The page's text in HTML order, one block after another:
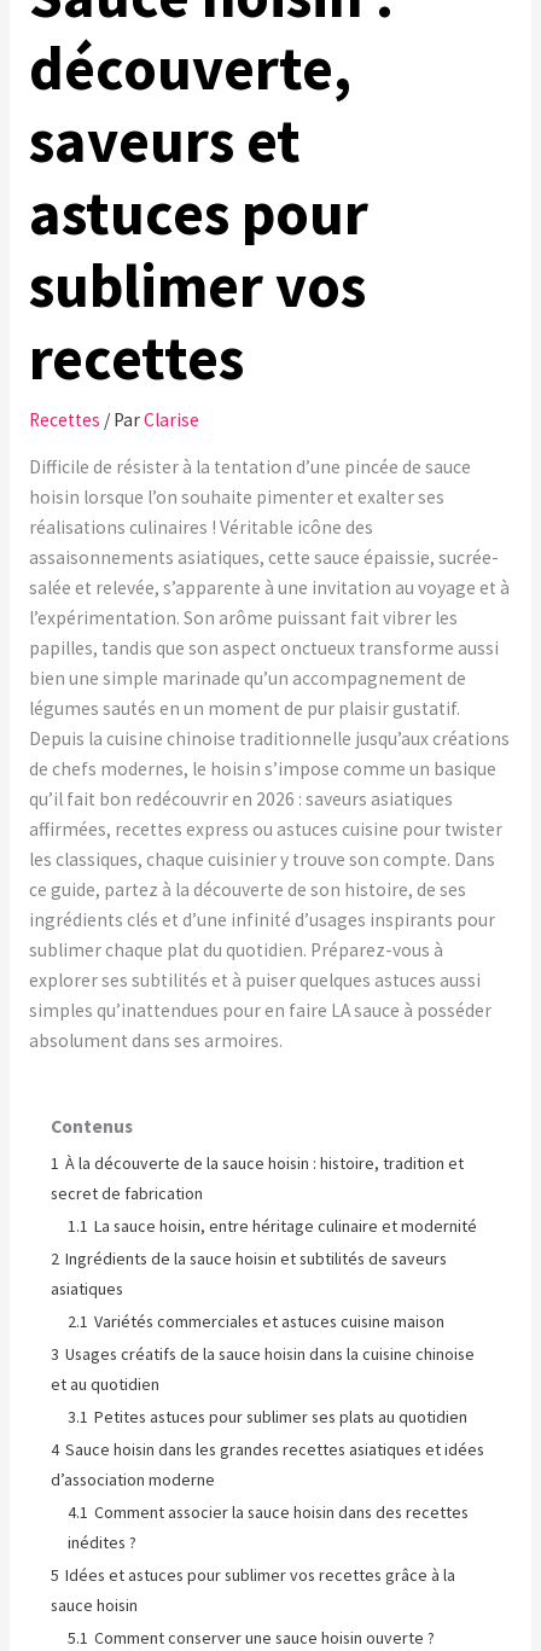
découverte,
saveurs et
astuces pour
sublimer vos
recettes
Recettes / ParClarise
Difficile de résister à la tentation d’une pincée de sauce
hoisin lorsque l’on souhaite pimenter et exalter ses
réalisations culinaires ! Véritable icône des
assaisonnements asiatiques, cette sauce épaissie, sucrée-
salée et relevée, s’apparente à une invitation au voyage et à
l’expérimentation. Son arôme puissant fait vibrer les
papilles, tandis que son aspect onctueux transforme aussi
bien une simple marinade qu’un accompagnement de
légumes sautés en un moment de pur plaisir gustatif.
Depuis la cuisine chinoise traditionnelle jusqu’aux créations
de chefs modernes, le hoisin s’impose comme un basique
qu’il fait bon redécouvrir en 2026 : saveurs asiatiques
affirmées, recettes express ou astuces cuisine pour twister
les classiques, chaque cuisinier y trouve son compte. Dans
ce guide, partez à la découverte de son histoire, de ses
ingrédients clés et d’une infinité d’usages inspirants pour
sublimer chaque plat du quotidien. Préparez-vous à
explorer ses subtilités et à puiser quelques astuces aussi
simples qu’inattendues pour en faire LA sauce à posséder
absolument dans ses armoires.
Contenus
1 À la découverte de la sauce hoisin : histoire, tradition et
secret de fabrication
1.1 La sauce hoisin, entre héritage culinaire et modernité
2 Ingrédients de la sauce hoisin et subtilités de saveurs
asiatiques
2.1 Variétés commerciales et astuces cuisine maison
3 Usages créatifs de la sauce hoisin dans la cuisine chinoise
et au quotidien
3.1 Petites astuces pour sublimer ses plats au quotidien
4 Sauce hoisin dans les grandes recettes asiatiques et idées
d’association moderne
4.1 Comment associer la sauce hoisin dans des recettes
inédites ?
5 Idées et astuces pour sublimer vos recettes grâce à la
sauce hoisin
5.1 Comment conserver une sauce hoisin ouverte ?